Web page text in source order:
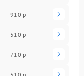
910 р
510 р
710 р